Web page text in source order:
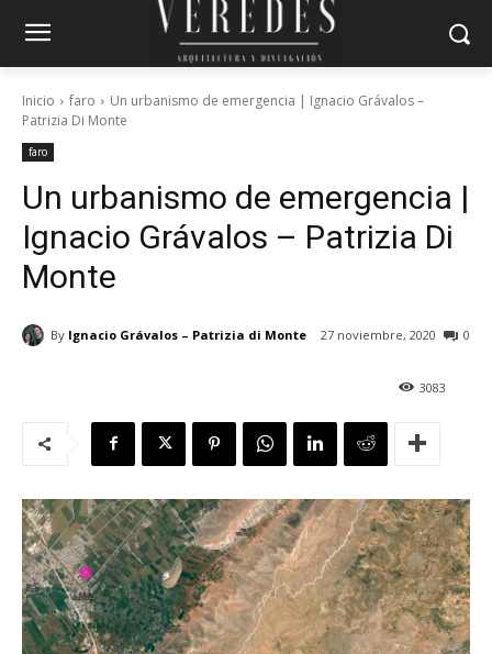
Inicio faro
Un urbanismo de emergencia | Ignacio Grávalos –
Patrizia Di Monte
faro
Un urbanismo de emergencia |
Ignacio Grávalos – Patrizia Di
Monte
By Ignacio Grávalos – Patrizia di Monte 27 noviembre, 2020 0
3083